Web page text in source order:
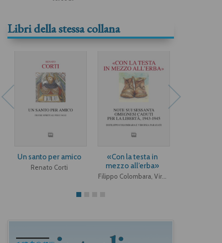
Libri della stessa collana
Un santo per amico
Renato Corti
«Con la testa in
mezzo all’erba»